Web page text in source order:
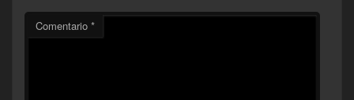
Comentario *